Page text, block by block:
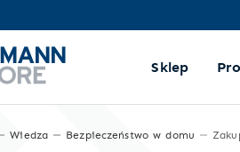
Sklep
Wiedza Bezpieczeństwo w domu